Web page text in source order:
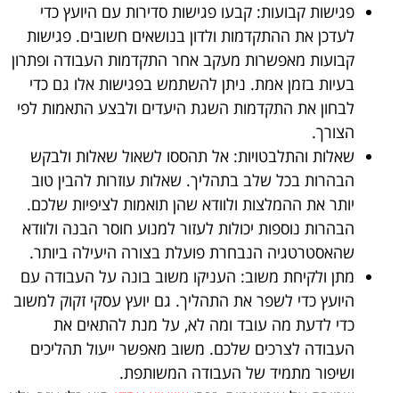
פגישות קבועות: קבעו פגישות סדירות עם היועץ כדי
לעדכן את ההתקדמות ולדון בנושאים חשובים. פגישות
קבועות מאפשרות מעקב אחר התקדמות העבודה ופתרון
בעיות בזמן אמת. ניתן להשתמש בפגישות אלו גם כדי
לבחון את התקדמות השגת היעדים ולבצע התאמות לפי
הצורך.
שאלות והתלבטויות: אל תהססו לשאול שאלות ולבקש
הבהרות בכל שלב בתהליך. שאלות עוזרות להבין טוב
יותר את ההמלצות ולוודא שהן תואמות לציפיות שלכם.
הבהרות נוספות יכולות לעזור למנוע חוסר הבנה ולוודא
שהאסטרטגיה הנבחרת פועלת בצורה היעילה ביותר.
מתן ולקיחת משוב: העניקו משוב בונה על העבודה עם
היועץ כדי לשפר את התהליך. גם יועץ עסקי זקוק למשוב
כדי לדעת מה עובד ומה לא, על מנת להתאים את
העבודה לצרכים שלכם. משוב מאפשר ייעול תהליכים
ושיפור מתמיד של העבודה המשותפת.